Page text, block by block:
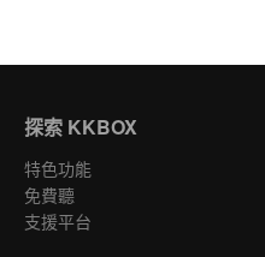
探索 KKBOX
特色功能
免費聽
支援平台